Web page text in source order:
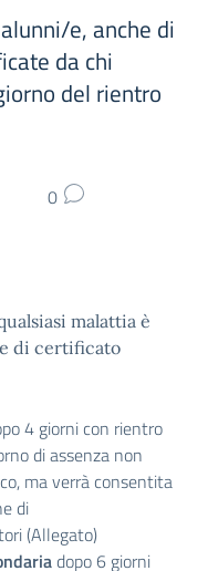
e, anche di
da chi
del rientro
0
malattia è
di certificato
4 giorni con rientro
di assenza non
ma verrà consentita
di
(Allegato)
dopo 6 giorni